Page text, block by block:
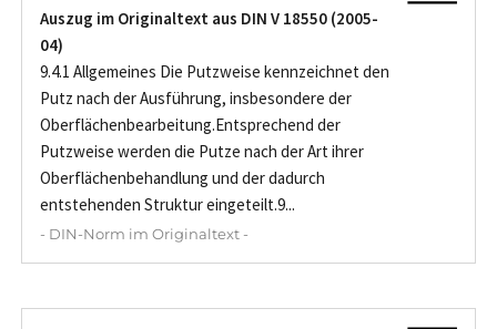
Auszug im Originaltext aus DIN V 18550 (2005-
04)
9.4.1 Allgemeines Die Putzweise kennzeichnet den
Putz nach der Ausführung, insbesondere der
Oberflächenbearbeitung.Entsprechend der
Putzweise werden die Putze nach der Art ihrer
Oberflächenbehandlung und der dadurch
entstehenden Struktur eingeteilt.9...
- DIN-Norm im Originaltext -